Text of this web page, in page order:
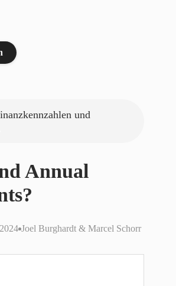
und
Annual
Joel Burghardt & Marcel Schorr